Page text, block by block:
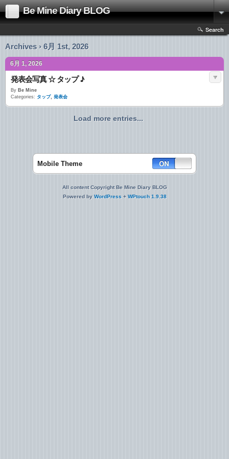
Be Mine Diary BLOG
Search
Archives › 6月 1st, 2026
6月 1, 2026
発表会写真 ☆ タップ ♪
By Be Mine
Categories: タップ, 発表会
Load more entries...
Mobile Theme
All content Copyright Be Mine Diary BLOG
Powered by WordPress + WPtouch 1.9.38